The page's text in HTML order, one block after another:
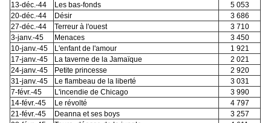
13-déc.-44
Les bas-fonds
5 053
20-déc.-44
Désir
3 686
27-déc.-44
Terreur à l'ouest
3 710
3-janv.-45
Menaces
3 450
10-janv.-45
L'enfant de l'amour
1 921
17-janv.-45
La taverne de la Jamaïque
2 021
24-janv.-45
Petite princesse
2 920
31-janv.-45
Le flambeau de la liberté
3 031
7-févr.-45
L'incendie de Chicago
3 990
14-févr.-45
Le révolté
4 797
21-févr.-45
Deanna et ses boys
3 257